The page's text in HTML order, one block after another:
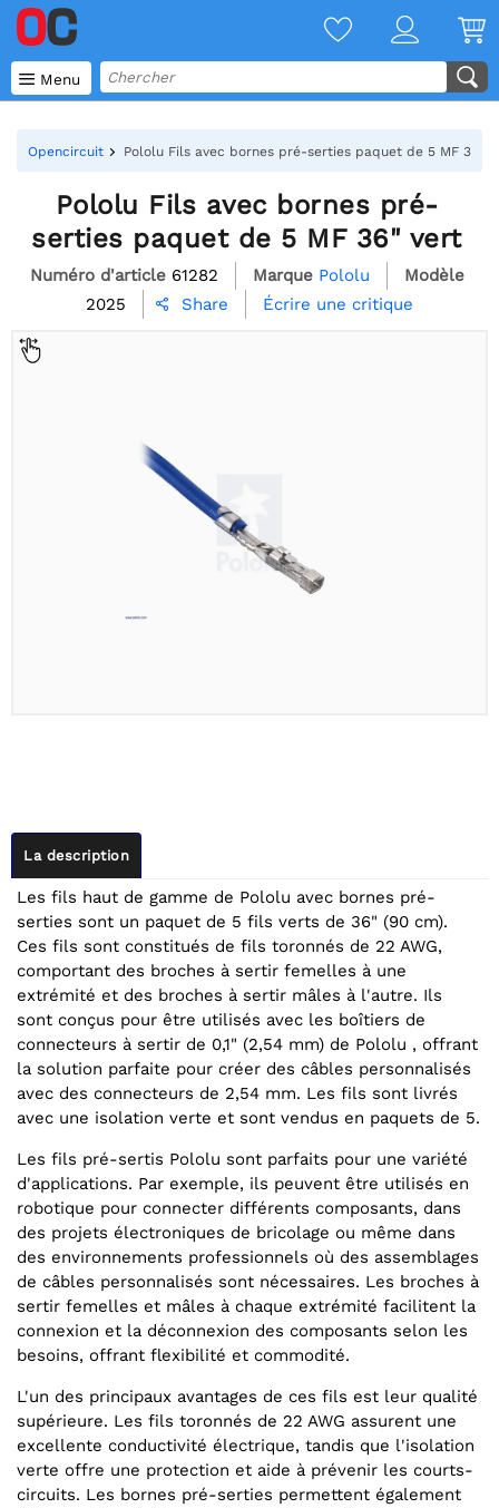
 Menu
Opencircuit Pololu Fils avec bornes pré-serties paquet de 5 MF 36"
Pololu Fils avec bornes pré-
serties paquet de 5 MF 36" vert
Numéro d'article 61282 Marque Pololu
Modèle
2025
 Share Écrire une critique
La description
Les fils haut de gamme de Pololu avec bornes pré-
serties sont un paquet de 5 fils verts de 36" (90 cm).
Ces fils sont constitués de fils toronnés de 22 AWG,
comportant des broches à sertir femelles à une
extrémité et des broches à sertir mâles à l'autre. Ils
sont conçus pour être utilisés avec les boîtiers de
connecteurs à sertir de 0,1" (2,54 mm) de Pololu , offrant
la solution parfaite pour créer des câbles personnalisés
avec des connecteurs de 2,54 mm. Les fils sont livrés
avec une isolation verte et sont vendus en paquets de 5.
Les fils pré-sertis Pololu sont parfaits pour une variété
d'applications. Par exemple, ils peuvent être utilisés en
robotique pour connecter différents composants, dans
des projets électroniques de bricolage ou même dans
des environnements professionnels où des assemblages
de câbles personnalisés sont nécessaires. Les broches à
sertir femelles et mâles à chaque extrémité facilitent la
connexion et la déconnexion des composants selon les
besoins, offrant flexibilité et commodité.
L'un des principaux avantages de ces fils est leur qualité
supérieure. Les fils toronnés de 22 AWG assurent une
excellente conductivité électrique, tandis que l'isolation
verte offre une protection et aide à prévenir les courts-
circuits. Les bornes pré-serties permettent également